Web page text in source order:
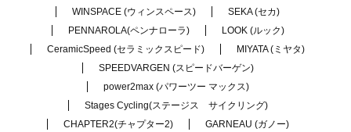
WINSPACE (ウィンスペース)
SEKA (セカ)
PENNAROLA(ペンナローラ)
LOOK (ルック)
CeramicSpeed (セラミックスピード)
MIYATA (ミヤタ)
SPEEDVARGEN (スピードバーゲン)
power2max (パワーツー マックス)
Stages Cycling(ステージス サイクリング)
CHAPTER2(チャプター2)
GARNEAU (ガノー)